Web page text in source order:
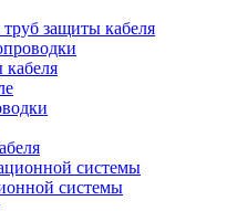
защиты кабеля
системы